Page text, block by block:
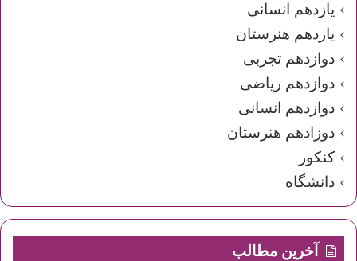
یازدهم انسانی
یازدهم هنرستان
دوازدهم تجربی
دوازدهم ریاضی
دوازدهم انسانی
دوزادهم هنرستان
کنکور
دانشگاه
آخرین مطالب